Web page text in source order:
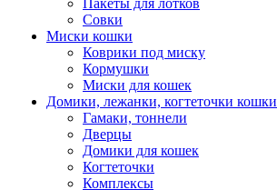
Пакеты для лотков
Совки
Миски кошки
Коврики под миску
Кормушки
Миски для кошек
Домики, лежанки, когтеточки кошки
Гамаки, тоннели
Дверцы
Домики для кошек
Когтеточки
Комплексы